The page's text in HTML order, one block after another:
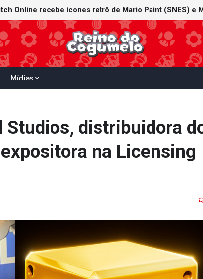
Online recebe ícones retrô de Mario Paint (SNES) e
Mídias
Studios, distribuidora
na Licensing